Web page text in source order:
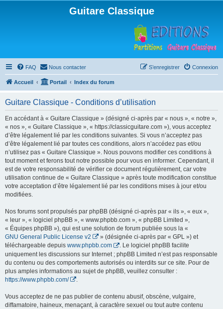
Guitare Classique
FAQ Nous contacter Connexion
S’enregistrer
Accueil Portail Index du forum
Guitare Classique - Conditions d’utilisation
En accédant à « Guitare Classique » (désigné ci-après par « nous », « notre »,
« nos », « Guitare Classique », « https://classicguitare.com »), vous acceptez
d’être légalement lié par les conditions suivantes. Si vous n’acceptez pas
d’être légalement lié par toutes ces conditions, alors n’accédez pas et/ou
n’utilisez pas « Guitare Classique ». Nous pouvons modifier ces conditions à
tout moment et ferons tout notre possible pour vous en informer. Cependant, il
est de votre responsabilité de vérifier ce document régulièrement, car votre
utilisation continue de « Guitare Classique » après toute modification constitue
votre acceptation d’être légalement lié par les conditions mises à jour et/ou
modifiées.
Nos forums sont propulsés par phpBB (désigné ci-après par « ils », « eux »,
« leur », « logiciel phpBB », « www.phpbb.com », « phpBB Limited »,
« Équipes phpBB »), qui est une solution de forum publiée sous la «
GNU General Public License v2
» (désignée ci-après par « GPL ») et
téléchargeable depuis www.phpbb.com
. Le logiciel phpBB facilite
uniquement les discussions sur Internet ; phpBB Limited n’est pas responsable
du contenu ou des comportements autorisés ou interdits sur ce site. Pour de
plus amples informations au sujet de phpBB, veuillez consulter :
https://www.phpbb.com/
Vous acceptez de ne pas publier de contenu abusif, obscène, vulgaire,
diffamatoire, haineux, menaçant, à caractère sexuel ou tout autre contenu